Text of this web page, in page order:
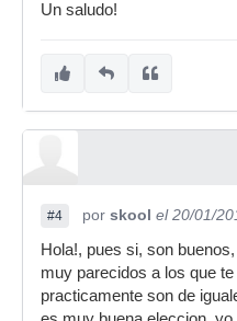
Un saludo!
#4 por skool el 20/01/
Hola!, pues si, son
muy parecidos a los que
practicamente son de